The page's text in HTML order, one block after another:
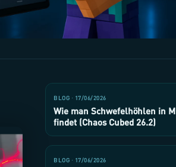
BLOG · 17/06/2026
Wie man Schwefelhöhlen in
findet (Chaos Cubed 26.2)
BLOG · 17/06/2026